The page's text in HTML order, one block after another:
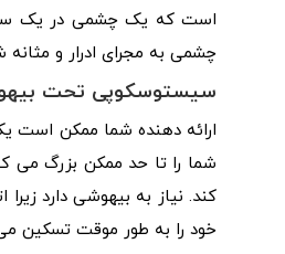
است که یک چشمی در یک سر آن
چشمی به مجرای ادرار و
سیستوسکوپی تحت
ارائه دهنده شما ممکن است
شما را تا حد ممکن بزرگ می
کند. نیاز به بیهوشی دارد
خود را به طور موقت تسکین